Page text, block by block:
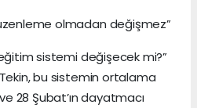
olmadan değişmez”
sistemi değişecek mi?”
bu sistemin ortalama
28 Şubat’ın dayatmacı